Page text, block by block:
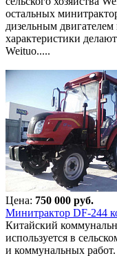
остальных
дизельным
характеристики
Weituo.....
Цена: 750 000 руб.
Минитрактор DF-244
Китайский
используется в
и коммунальных